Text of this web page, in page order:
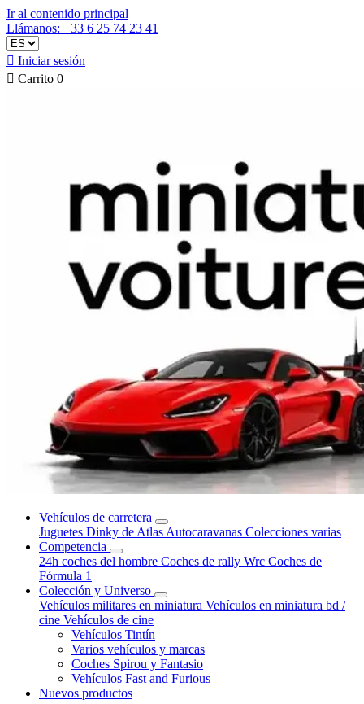
Ir al contenido principal
Llámanos: +33 6 25 74 23 41
 Iniciar sesión
 Carrito 0
Vehículos de carretera
Juguetes Dinky de Atlas Autocaravanas Colecciones varias
Competencia
24h coches del hombre Coches de rally Wrc Coches de
Fórmula 1
Colección y Universo
Vehículos militares en miniatura Vehículos en miniatura bd /
cine Vehículos de cine
Vehículos Tintín
Varios vehículos y marcas
Coches Spirou y Fantasio
Vehículos Fast and Furious
Nuevos productos